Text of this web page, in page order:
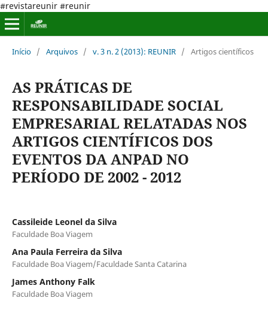
#revistareunir #reunir
Início / Arquivos / v. 3 n. 2 (2013): REUNIR / Artigos científicos
AS PRÁTICAS DE
RESPONSABILIDADE SOCIAL
EMPRESARIAL RELATADAS NOS
ARTIGOS CIENTÍFICOS DOS
EVENTOS DA ANPAD NO
PERÍODO DE 2002 - 2012
Cassileide Leonel da Silva
Faculdade Boa Viagem
Ana Paula Ferreira da Silva
Faculdade Boa Viagem/Faculdade Santa Catarina
James Anthony Falk
Faculdade Boa Viagem